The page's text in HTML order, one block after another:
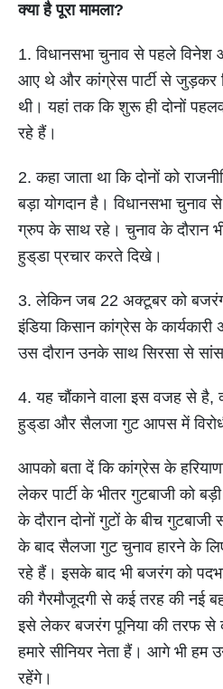
क्या है पूरा मामला?
1. विधानसभा चुनाव से पहले विनेश
आए थे और कांग्रेस पार्टी से जुड़कर
थी। यहां तक कि शुरू ही दोनों
रहे हैं।
2. कहा जाता था कि दोनों को
बड़ा योगदान है। विधानसभा
ग्रुप के साथ रहे। चुनाव के दौरान
हुड्‌डा प्रचार करते दिखे।
3. लेकिन जब 22 अक्टूबर को
इंडिया किसान कांग्रेस के कार्यकारी
उस दौरान उनके साथ सिरसा से
4. यह चौंकाने वाला इस वजह से है,
हुड्‌डा और सैलजा गुट आपस में
आपको बता दें कि कांग्रेस के
लेकर पार्टी के भीतर गुटबाजी को
के दौरान दोनों गुटों के बीच
के बाद सैलजा गुट चुनाव हारने के
रहे हैं। इसके बाद भी बजरंग को
की गैरमौजूदगी से कई तरह की नई
इसे लेकर बजरंग पूनिया की तरफ से
हमारे सीनियर नेता हैं। आगे भी हम
रहेंगे।